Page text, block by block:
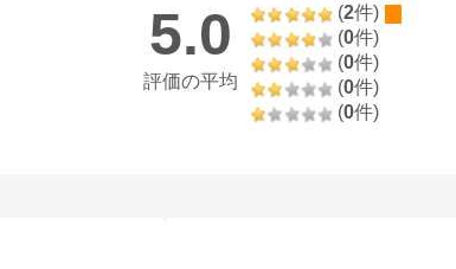
5.0
評価の平均
(2件)
(0件)
(0件)
(0件)
(0件)